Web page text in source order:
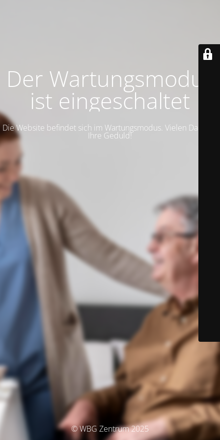
Der Wartungsmodus
ist eingeschaltet
Die Website befindet sich im Wartungsmodus. Vielen Dank für
Ihre Geduld!
© WBG Zentrum 2025